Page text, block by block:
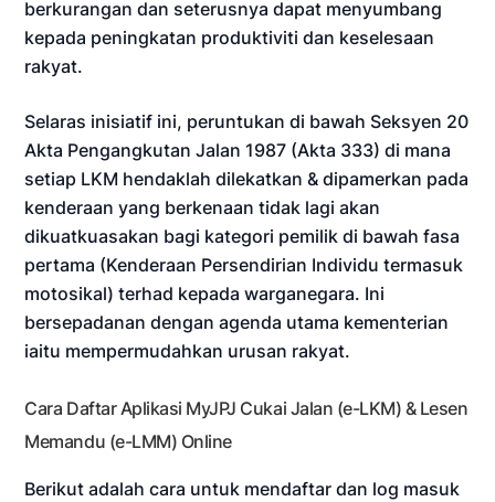
berkurangan dan seterusnya dapat menyumbang
kepada peningkatan produktiviti dan keselesaan
rakyat.
Selaras inisiatif ini, peruntukan di bawah Seksyen 20
Akta Pengangkutan Jalan 1987 (Akta 333) di mana
setiap LKM hendaklah dilekatkan & dipamerkan pada
kenderaan yang berkenaan tidak lagi akan
dikuatkuasakan bagi kategori pemilik di bawah fasa
pertama (Kenderaan Persendirian Individu termasuk
motosikal) terhad kepada warganegara. Ini
bersepadanan dengan agenda utama kementerian
iaitu mempermudahkan urusan rakyat.
Cara Daftar Aplikasi MyJPJ Cukai Jalan (e-LKM) & Lesen
Memandu (e-LMM) Online
Berikut adalah cara untuk mendaftar dan log masuk